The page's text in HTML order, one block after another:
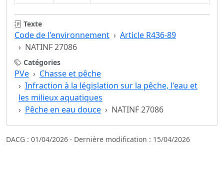
Texte
Code de l'environnement
Article R436-89
NATINF 27086
Catégories
PVe
Chasse et pêche
Infraction à la législation sur la pêche, l'eau et
les milieux aquatiques
Pêche en eau douce
NATINF 27086
DACG : 01/04/2026 · Dernière modification : 15/04/2026